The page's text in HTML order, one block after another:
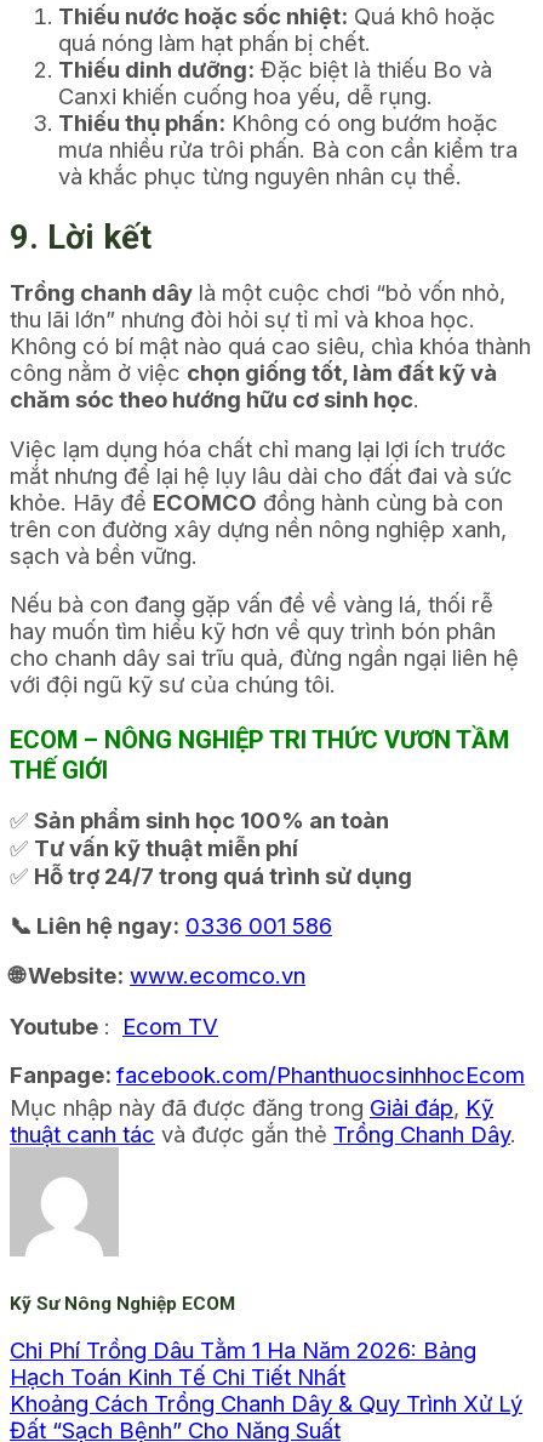
Thiếu nước hoặc sốc nhiệt: Quá khô hoặc
quá nóng làm hạt phấn bị chết.
Thiếu dinh dưỡng: Đặc biệt là thiếu Bo và
Canxi khiến cuống hoa yếu, dễ rụng.
Thiếu thụ phấn: Không có ong bướm hoặc
mưa nhiều rửa trôi phấn. Bà con cần kiểm tra
và khắc phục từng nguyên nhân cụ thể.
9. Lời kết
Trồng chanh dây là một cuộc chơi “bỏ vốn nhỏ,
thu lãi lớn” nhưng đòi hỏi sự tỉ mỉ và khoa học.
Không có bí mật nào quá cao siêu, chìa khóa thành
công nằm ở việc chọn giống tốt, làm đất kỹ và
chăm sóc theo hướng hữu cơ sinh học.
Việc lạm dụng hóa chất chỉ mang lại lợi ích trước
mắt nhưng để lại hệ lụy lâu dài cho đất đai và sức
khỏe. Hãy để ECOMCO đồng hành cùng bà con
trên con đường xây dựng nền nông nghiệp xanh,
sạch và bền vững.
Nếu bà con đang gặp vấn đề về vàng lá, thối rễ
hay muốn tìm hiểu kỹ hơn về quy trình bón phân
cho chanh dây sai trĩu quả, đừng ngần ngại liên hệ
với đội ngũ kỹ sư của chúng tôi.
ECOM – NÔNG NGHIỆP TRI THỨC VƯƠN TẦM
THẾ GIỚI
✅ Sản phẩm sinh học 100% an toàn
✅ Tư vấn kỹ thuật miễn phí
✅ Hỗ trợ 24/7 trong quá trình sử dụng
📞 Liên hệ ngay: 0336 001 586
🌐 Website: www.ecomco.vn
Youtube : Ecom TV
Fanpage: facebook.com/PhanthuocsinhhocEcom
Mục nhập này đã được đăng trong Giải đáp, Kỹ
thuật canh tác và được gắn thẻ Trồng Chanh Dây.
Kỹ Sư Nông Nghiệp ECOM
Chi Phí Trồng Dâu Tằm 1 Ha Năm 2026: Bảng
Hạch Toán Kinh Tế Chi Tiết Nhất
Khoảng Cách Trồng Chanh Dây & Quy Trình Xử Lý
Đất “Sạch Bệnh” Cho Năng Suất